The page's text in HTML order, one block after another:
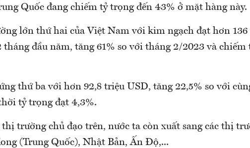
Quốc đang chiếm tỷ trọng đến 43% ở mặt hàng này.
lớn thứ hai của Việt Nam với kim ngạch đạt hơn 136
tháng đầu năm, tăng 61% so với tháng 2/2023 và chiếm
thứ ba với hơn 92,8 triệu USD, tăng 22,5% so với
tỷ trọng đạt 4,3%.
thị trường chủ đạo trên, nước ta còn xuất sang các thị
(Trung Quốc), Nhật Bản, Ấn Độ,...